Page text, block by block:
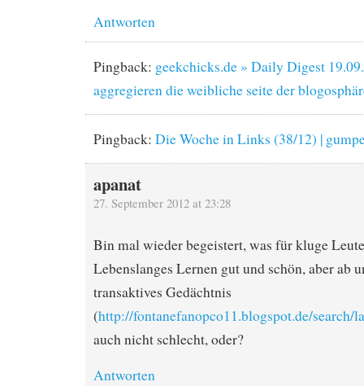
Antworten
Pingback: geekchicks.de » Daily Digest
aggregieren die weibliche seite der
Pingback: Die Woche in Links (38/12) |
apanat
27. September 2012 at 23:28
Bin mal wieder begeistert, was für kluge
Lebenslanges Lernen gut und schön, aber ab
transaktives Gedächtnis
(http://fontanefanopco11.blogspot.de/
auch nicht schlecht, oder?
Antworten